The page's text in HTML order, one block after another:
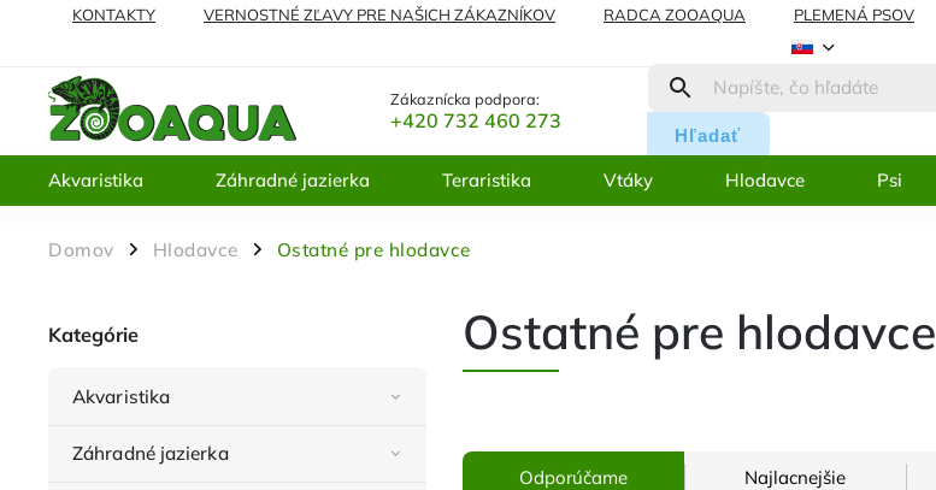
KONTAKTY VERNOSTNÉ ZĽAVY PRE NAŠICH ZÁKAZNÍKOV RADCA ZOOAQUA PLEMENÁ PSOV
Zákaznícka podpora:
+420 732 460 273
Hľadať
Akvaristika Záhradné jazierka Teraristika Vtáky Hlodavce Psi
Domov / Hlodavce / Ostatné pre hlodavce
Kategórie
Akvaristika
Záhradné jazierka
Ostatné pre hlodavce
Odporúčame Najlacnejšie